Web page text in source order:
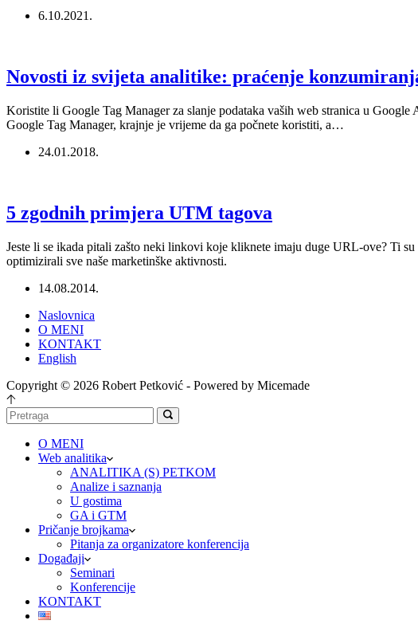
6.10.2021.
Novosti iz svijeta analitike: praćenje
Koristite li Google Tag Manager za slanje podataka vaših web stranica u
Google Tag Manager, krajnje je vrijeme da ga počnete koristiti, a…
24.01.2018.
5 zgodnih primjera UTM tagova
Jeste li se ikada pitali zašto neki linkovi koje kliknete imaju duge URL-ove? Ti
optimizirali sve naše marketinške aktivnosti.
14.08.2014.
Naslovnica
O MENI
KONTAKT
English
Copyright © 2026 Robert Petković - Powered by Micemade
O MENI
Web analitika
ANALITIKA (S) PETKOM
Analize i saznanja
U gostima
GA i GTM
Pričanje brojkama
Pitanja za organizatore konferencija
Događaji
Seminari
Konferencije
KONTAKT